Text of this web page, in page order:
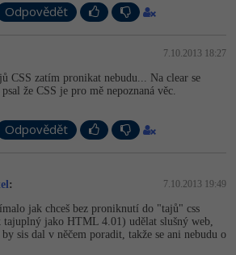
Odpovědět
7.10.2013 18:27
CSS zatím pronikat nebudu... Na clear se
že CSS je pro mě nepoznaná věc.
Odpovědět
: 7.10.2013 19:49
jak chceš bez proniknutí do "tajů" css
tajuplný jako HTML 4.01) udělat slušný web,
by sis dal v něčem poradit, takže se ani nebudu o